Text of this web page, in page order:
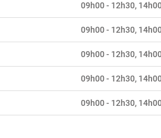
09h00 - 12h30,
09h00 - 12h30,
09h00 - 12h30,
09h00 - 12h30,
09h00 - 12h30,